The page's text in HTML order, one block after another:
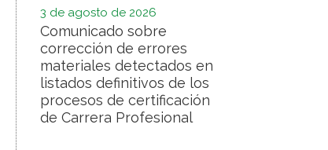
3 de agosto de 2026
Comunicado sobre
corrección de errores
materiales detectados en
listados definitivos de los
procesos de certificación
de Carrera Profesional